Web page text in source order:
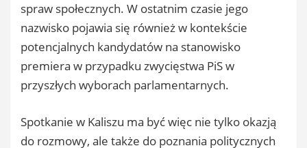
spraw społecznych. W ostatnim czasie jego
nazwisko pojawia się również w kontekście
potencjalnych kandydatów na stanowisko
premiera w przypadku zwycięstwa PiS w
przyszłych wyborach parlamentarnych.
Spotkanie w Kaliszu ma być więc nie tylko okazją
do rozmowy, ale także do poznania politycznych